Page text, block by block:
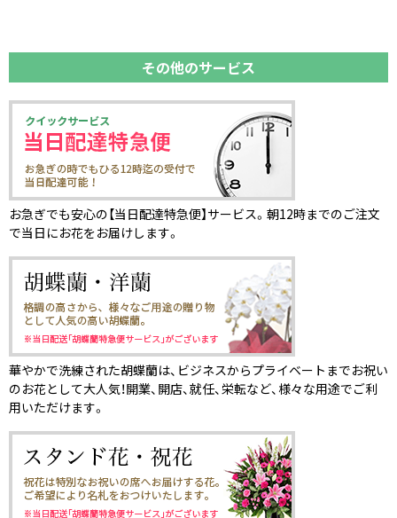
その他のサービス
お急ぎでも安心の【当日配達特急便】サービス。朝12時までのご注文
で当日にお花をお届けします。
華やかで洗練された胡蝶蘭は、ビジネスからプライベートまでお祝い
のお花として大人気！開業、開店、就任、栄転など、様々な用途でご利
用いただけます。